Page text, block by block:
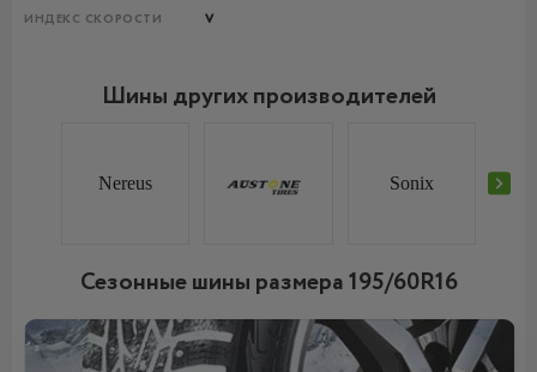
ИНДЕКС СКОРОСТИ V
Шины других производителей
Nereus Sonix
Сезонные шины размера 195/60R16